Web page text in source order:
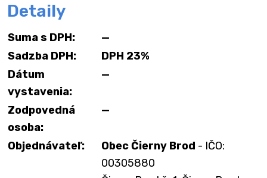
Detaily
Suma s DPH:
—
Sadzba DPH:
DPH 23%
Dátum
vystavenia:
—
Zodpovedná
osoba:
—
Objednávateľ: Obec Čierny Brod - IČO:
00305880